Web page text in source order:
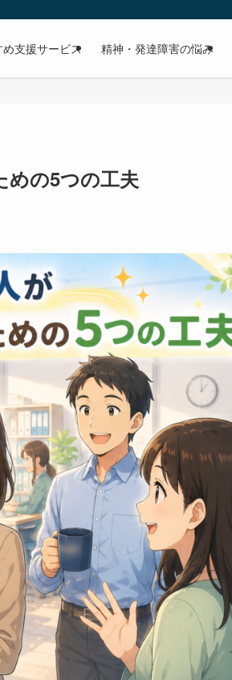
め支援サービス 精神・発達障害の悩み
めの5つの工夫